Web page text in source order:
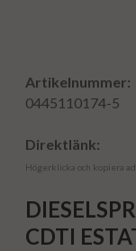
Artikelnummer:
0445110174-5
Direktlänk:
Högerklicka och kopiera
CDTI